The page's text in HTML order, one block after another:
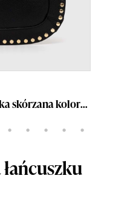
Answear.LAB torebka skórzana kolor czarny